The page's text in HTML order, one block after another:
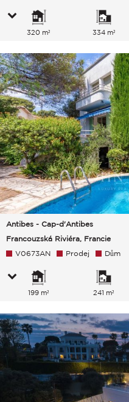
320 m² 334 m²
Antibes - Cap-d'Antibes
Francouzská Riviéra, Francie
V0673AN Prodej Dům
199 m² 241 m²